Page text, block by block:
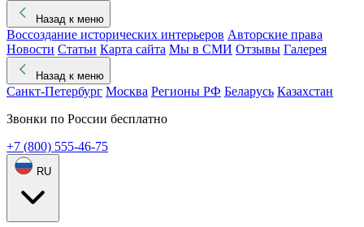
Назад к меню
Воссоздание исторических интерьеров Авторские права
Новости Статьи Карта сайта Мы в СМИ Отзывы Галерея
Назад к меню
Санкт-Петербург Москва Регионы РФ Беларусь Казахстан
Звонки по России бесплатно
+7 (800) 555-46-75
RU